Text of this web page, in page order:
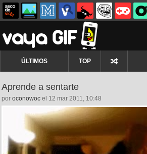
ÚLTIMOS TOP
Aprende a sentarte
por oconowoc el 12 mar 2011, 10:48